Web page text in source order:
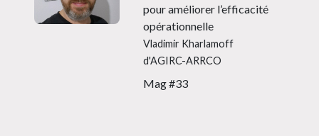
pour améliorer l’efficacité
opérationnelle
Vladimir Kharlamoff
d'AGIRC-ARRCO
Mag #33